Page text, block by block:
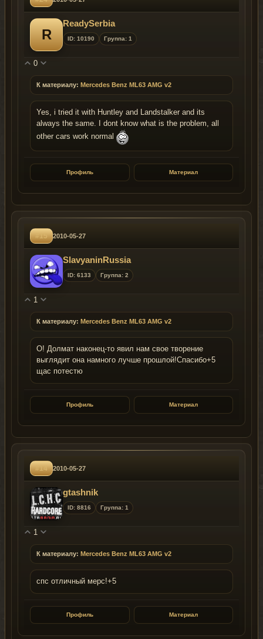
R
ReadySerbia
ID: 10190 Группа: 1
0
К материалу: Mercedes Benz ML63 AMG v2
Yes, i tried it with Huntley and Landstalker and its
always the same. I dont know what is the problem, all
other cars work normal
Профиль Материал
#15 2010-05-27
SlavyaninRussia
ID: 6133 Группа: 2
1
К материалу: Mercedes Benz ML63 AMG v2
О! Долмат наконец-то явил нам свое творение
выглядит она намного лучше прошлой!Спасибо+5
щас потестю
Профиль Материал
#14 2010-05-27
gtashnik
ID: 8816 Группа: 1
1
К материалу: Mercedes Benz ML63 AMG v2
спс отличный мерс!+5
Профиль Материал